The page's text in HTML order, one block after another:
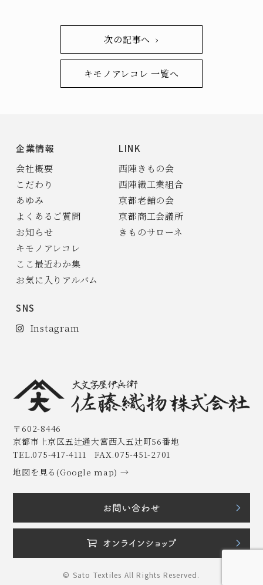
次の記事へ ›
キモノアレコレ 一覧へ
企業情報
会社概要
こだわり
あゆみ
よくあるご質問
お知らせ
キモノアレコレ
ここ最近わか集
お気に入りアルバム
SNS
Instagram
LINK
西陣きもの会
西陣織工業組合
京都老舗の会
京都商工会議所
きものサローネ
〒602-8446
京都市上京区五辻通大宮西入五辻町56番地
TEL.075-417-4111 FAX.075-451-2701
地図を見る(Google map) →
© Sato Textiles All Rights Reserved.